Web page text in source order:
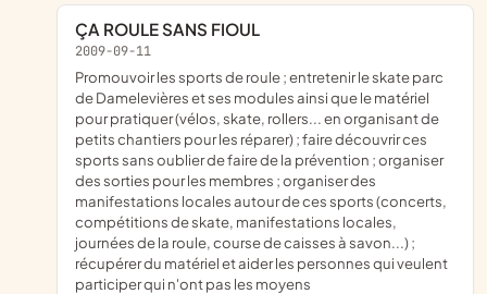
ÇA ROULE SANS FIOUL
2009-09-11
promouvoir les sports de roule ; entretenir le skate parc
de Damelevières et ses modules ainsi que le matériel
pour pratiquer (vélos, skate, rollers... en organisant de
petits chantiers pour les réparer) ; faire découvrir ces
sports sans oublier de faire de la prévention ; organiser
des sorties pour les membres ; organiser des
manifestations locales autour de ces sports (concerts,
compétitions de skate, manifestations locales,
journées de la roule, course de caisses à savon...) ;
récupérer du matériel et aider les personnes qui veulent
participer qui n'ont pas les moyens